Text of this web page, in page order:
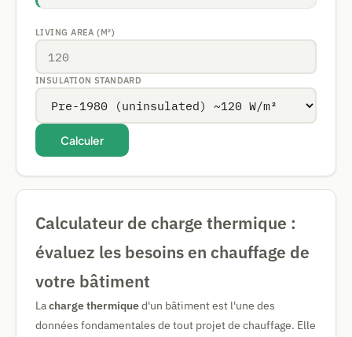
LIVING AREA (M²)
INSULATION STANDARD
Calculer
Calculateur de charge thermique :
évaluez les besoins en chauffage de
votre bâtiment
Lacharge thermiqued'un bâtiment est l'une des
données fondamentales de tout projet de chauffage. Elle